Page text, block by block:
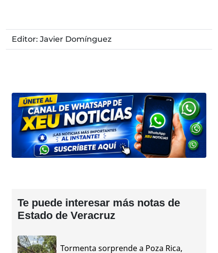
Editor: Javier Domínguez
Te puede interesar más notas de
Estado de Veracruz
Tormenta sorprende a Poza Rica,